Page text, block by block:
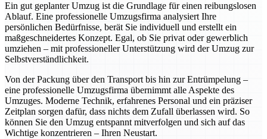
Ein gut geplanter Umzug ist die Grundlage für einen reibungslosen
Ablauf. Eine professionelle Umzugsfirma analysiert Ihre
persönlichen Bedürfnisse, berät Sie individuell und erstellt ein
maßgeschneidertes Konzept. Egal, ob Sie privat oder gewerblich
umziehen – mit professioneller Unterstützung wird der Umzug zur
Selbstverständlichkeit.
Von der Packung über den Transport bis hin zur Entrümpelung –
eine professionelle Umzugsfirma übernimmt alle Aspekte des
Umzuges. Moderne Technik, erfahrenes Personal und ein präziser
Zeitplan sorgen dafür, dass nichts dem Zufall überlassen wird. So
können Sie den Umzug entspannt mitverfolgen und sich auf das
Wichtige konzentrieren – Ihren Neustart.